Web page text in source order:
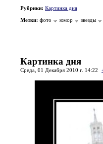
Рубрики: Картинка дня
Метки: фото юмор звезды
Картинка дня
Среда, 01 Декабря 2010 г. 14:22